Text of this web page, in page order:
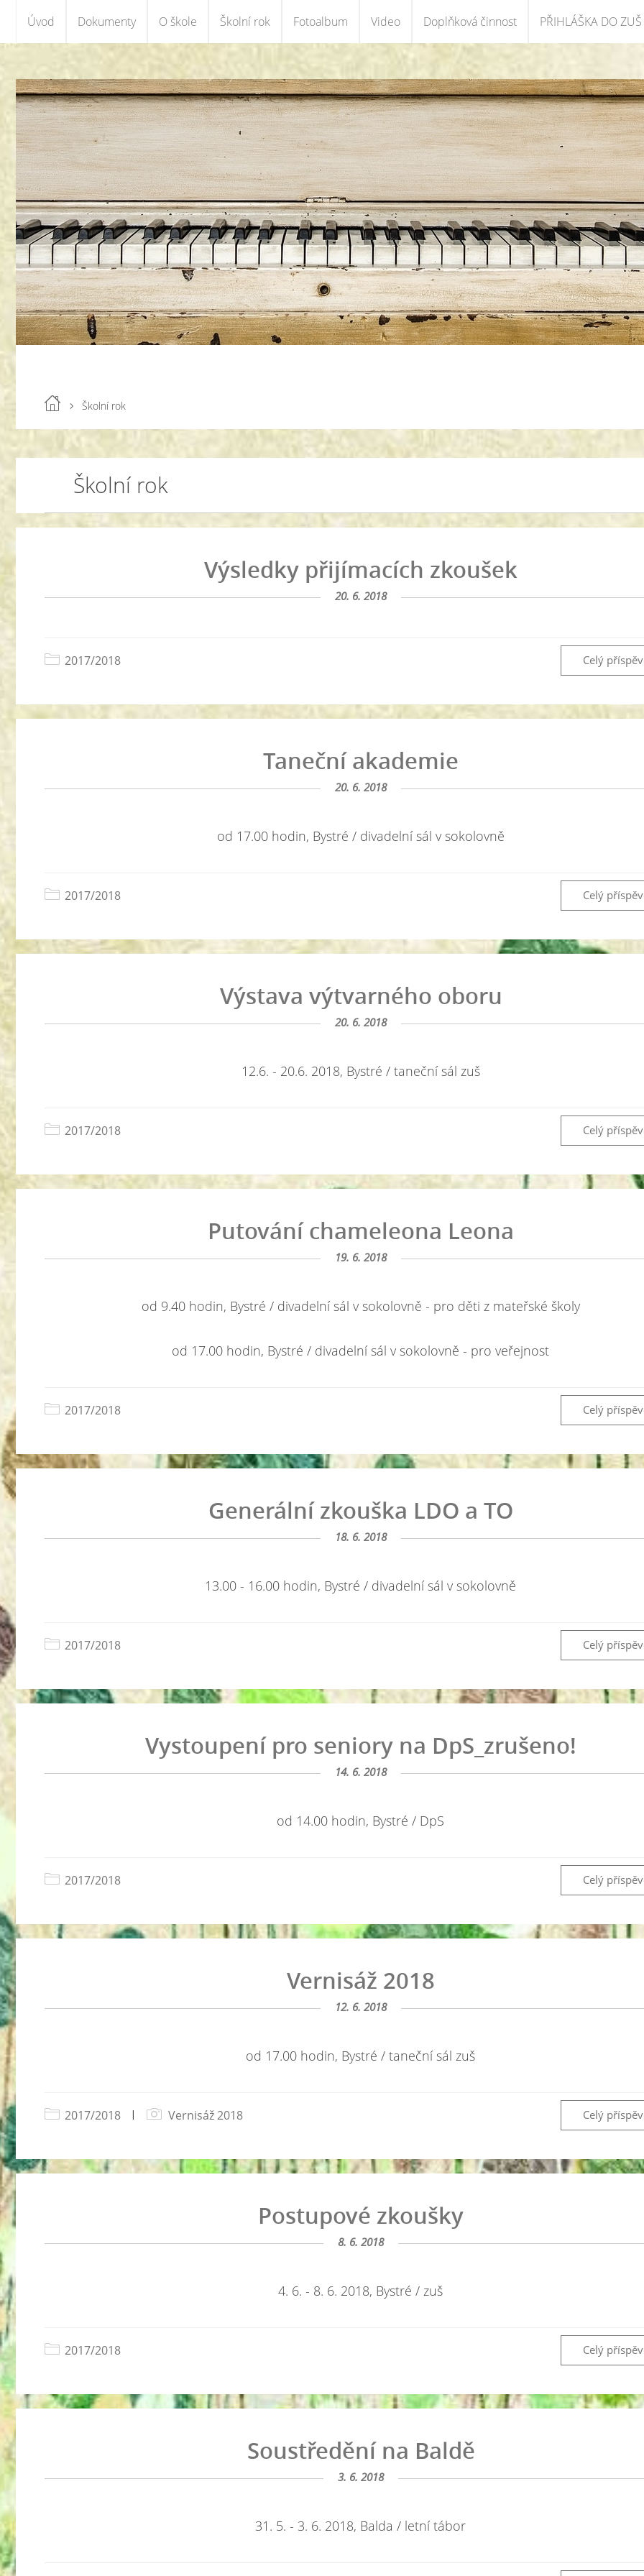
Úvod Dokumenty O škole Školní rok Fotoalbum Video Doplňková činnost PŘIHLÁŠKA DO ZUŠ
Školní rok
Školní rok
Výsledky přijímacích zkoušek
20. 6. 2018
Celý
2017/2018
Taneční akademie
20. 6. 2018
od 17.00 hodin, Bystré / divadelní sál v sokolovně
Celý
2017/2018
Výstava výtvarného oboru
20. 6. 2018
12.6. - 20.6. 2018, Bystré / taneční sál zuš
Celý
2017/2018
Putování chameleona Leona
19. 6. 2018
od 9.40 hodin, Bystré / divadelní sál v sokolovně - pro děti z mateřské školy
od 17.00 hodin, Bystré / divadelní sál v sokolovně - pro veřejnost
Celý
2017/2018
Generální zkouška LDO a TO
18. 6. 2018
13.00 - 16.00 hodin, Bystré / divadelní sál v sokolovně
Celý
2017/2018
Vystoupení pro seniory na DpS_zrušeno!
14. 6. 2018
od 14.00 hodin, Bystré / DpS
Celý
2017/2018
Vernisáž 2018
12. 6. 2018
od 17.00 hodin, Bystré / taneční sál zuš
Celý
2017/2018 | Vernisáž 2018
Postupové zkoušky
8. 6. 2018
4. 6. - 8. 6. 2018, Bystré / zuš
Celý
2017/2018
Soustředění na Baldě
3. 6. 2018
31. 5. - 3. 6. 2018, Balda / letní tábor